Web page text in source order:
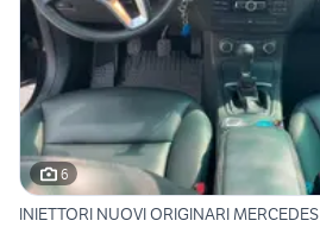
6
INIETTORI NUOVI ORIGINARI MERCEDES